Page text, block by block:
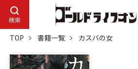
検索
TOP 書籍一覧 カスバの女